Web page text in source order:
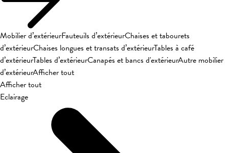
Mobilier d’extérieurFauteuils d’extérieurChaises et tabourets
d’extérieurChaises longues et transats d’extérieurTables à café
d’extérieurTables d’extérieurCanapés et bancs d'extérieurAutre mobilier
d’extérieurAfficher tout
Afficher tout
Eclairage